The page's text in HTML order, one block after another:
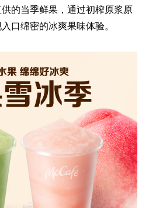
的当季鲜果，通过初榨原浆原
口绵密的冰爽果味体验。